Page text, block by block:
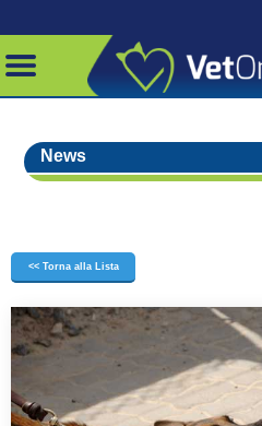
News
<< Torna alla Lista